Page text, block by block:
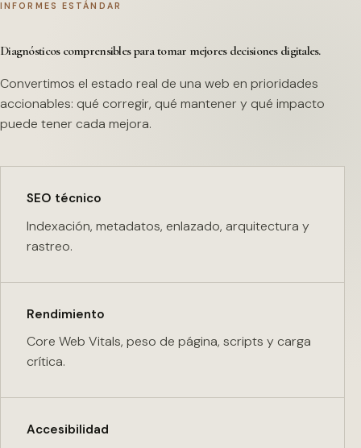
INFORMES ESTÁNDAR
Diagnósticos comprensibles para tomar mejores decisiones digitales.
Convertimos el estado real de una web en prioridades
accionables: qué corregir, qué mantener y qué impacto
puede tener cada mejora.
SEO técnico
Indexación, metadatos, enlazado, arquitectura y
rastreo.
Rendimiento
Core Web Vitals, peso de página, scripts y carga
crítica.
Accesibilidad